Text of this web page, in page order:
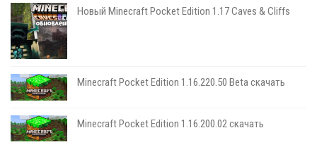
Новый Minecraft Pocket Edition 1.17 Сaves & Cliffs
Minecraft Pocket Edition 1.16.220.50 Beta скачать
Minecraft Pocket Edition 1.16.200.02 скачать